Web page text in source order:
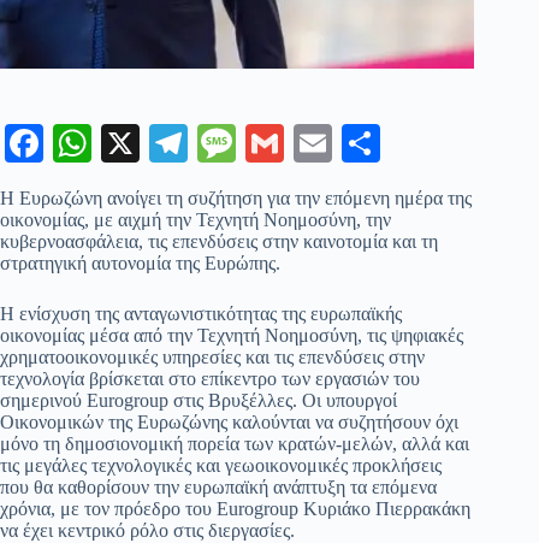
Fa
ce
bo
ok
W
ts
A
X
Te
le
gr
a
m
M
es
sa
ge
G
ail
E
m
ail ρ
α
στ
εί
τε
Η Ευρωζώνη ανοίγει τη συζήτηση για την επόμενη ημέρα της
οικονομίας, με αιχμή την Τεχνητή Νοημοσύνη, την
κυβερνοασφάλεια, τις επενδύσεις στην καινοτομία και τη
στρατηγική αυτονομία της Ευρώπης.
Η ενίσχυση της ανταγωνιστικότητας της ευρωπαϊκής
οικονομίας μέσα από την Τεχνητή Νοημοσύνη, τις ψηφιακές
χρηματοοικονομικές υπηρεσίες και τις επενδύσεις στην
τεχνολογία βρίσκεται στο επίκεντρο των εργασιών του
σημερινού Eurogroup στις Βρυξέλλες. Οι υπουργοί
Οικονομικών της Ευρωζώνης καλούνται να συζητήσουν όχι
μόνο τη δημοσιονομική πορεία των κρατών-μελών, αλλά και
τις μεγάλες τεχνολογικές και γεωοικονομικές προκλήσεις
που θα καθορίσουν την ευρωπαϊκή ανάπτυξη τα επόμενα
χρόνια, με τον πρόεδρο του Eurogroup Κυριάκο Πιερρακάκη
να έχει κεντρικό ρόλο στις διεργασίες.